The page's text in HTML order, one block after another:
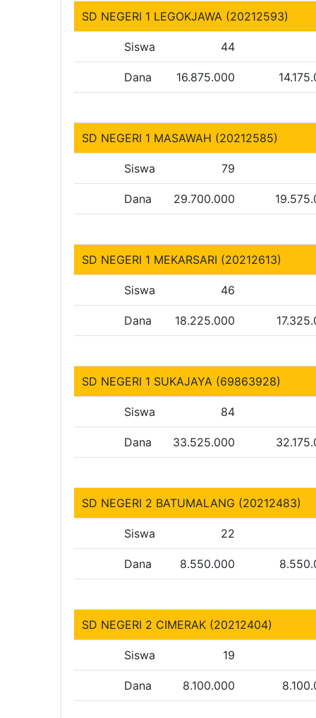
SD NEGERI 1 LEGOKJAWA (20212593)
Siswa 44
Dana 16.875.000
SD NEGERI 1 MASAWAH (20212585)
Siswa 79
Dana 29.700.000
SD NEGERI 1 MEKARSARI (20212613)
Siswa 46
Dana 18.225.000
SD NEGERI 1 SUKAJAYA (69863928)
Siswa 84
Dana 33.525.000
SD NEGERI 2 BATUMALANG (20212483)
Siswa 22
Dana 8.550.000
SD NEGERI 2 CIMERAK (20212404)
Siswa 19
Dana 8.100.000